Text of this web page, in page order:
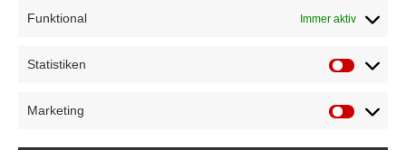
Funktional Immer aktiv
Statistiken
Marketing
Service für Geschäftskunden
Computer Reparatur